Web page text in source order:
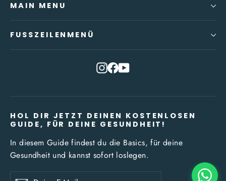
MAIN MENU
FUSSZEILENMENÜ
Instagram
Facebook
YouTube
HOL DIR JETZT DEINEN KOSTENLOSEN
GUIDE, FÜR DEINE GESUNDHEIT!
In diesem Guide findest du die Basics, für deine
Gesundheit und kannst sofort loslegen.